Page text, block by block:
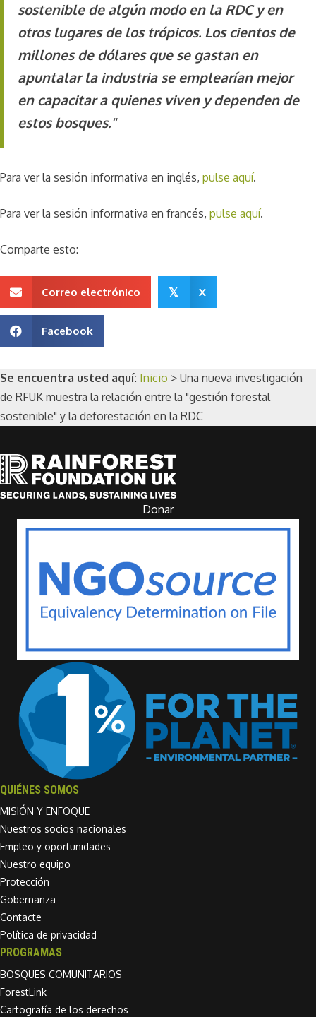
sostenible de algún modo en la RDC y en
otros lugares de los trópicos. Los cientos de
millones de dólares que se gastan en
apuntalar la industria se emplearían mejor
en capacitar a quienes viven y dependen de
estos bosques."
Para ver la sesión informativa en inglés, pulse aquí.
Para ver la sesión informativa en francés, pulse aquí.
Comparte esto:
Correo electrónico 𝕏 X
Facebook
Se encuentra usted aquí: Inicio > Una nueva investigación
de RFUK muestra la relación entre la "gestión forestal
sostenible" y la deforestación en la RDC
Donar
QUIÉNES SOMOS
MISIÓN Y ENFOQUE
Nuestros socios nacionales
Empleo y oportunidades
Nuestro equipo
Protección
Gobernanza
Contacte
Política de privacidad
PROGRAMAS
BOSQUES COMUNITARIOS
ForestLink
Cartografía de los derechos